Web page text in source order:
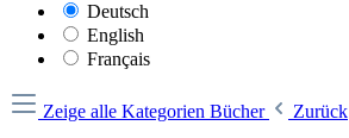
Deutsch
English
Français
Zeige alle Kategorien Bücher
Zurück